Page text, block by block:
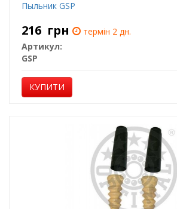
Пыльник GSP
216 грн
термін 2 дн.
Артикул:
GSP
КУПИТИ